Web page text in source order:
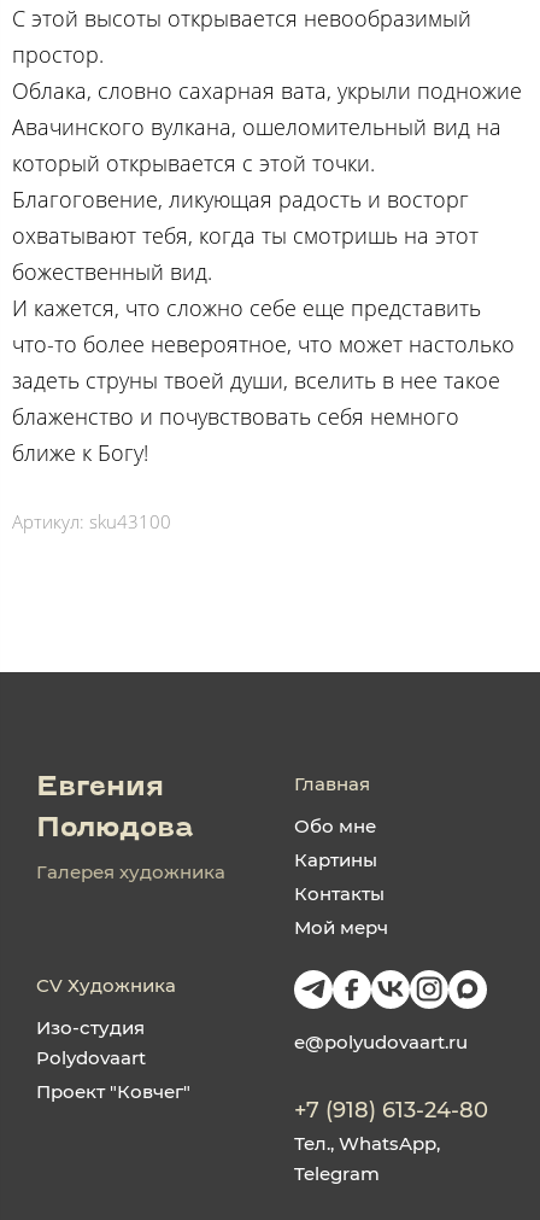
С этой высоты открывается невообразимый
простор.
Облака, словно сахарная вата, укрыли подножие
Авачинского вулкана, ошеломительный вид на
который открывается с этой точки.
Благоговение, ликующая радость и восторг
охватывают тебя, когда ты смотришь на этот
божественный вид.
И кажется, что сложно себе еще представить
что-то более невероятное, что может настолько
задеть струны твоей души, вселить в нее такое
блаженство и почувствовать себя немного
ближе к Богу!
Артикул: sku43100
Евгения
Полюдова
Галерея художника
Главная
Обо мне
Картины
Контакты
Мой мерч
CV Художника
Изо-студия
Polydovaart
Проект "Ковчег"
e@polyudovaart.ru
+7 (918) 613-24-80
Тел., WhatsApp,
Telegram